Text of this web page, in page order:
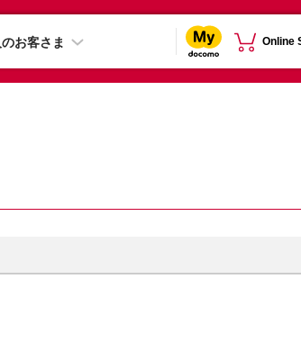
お客さま Online